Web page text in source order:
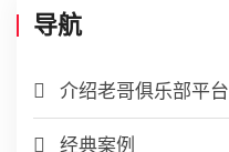
导航
介绍老哥俱乐部平台
经典案例